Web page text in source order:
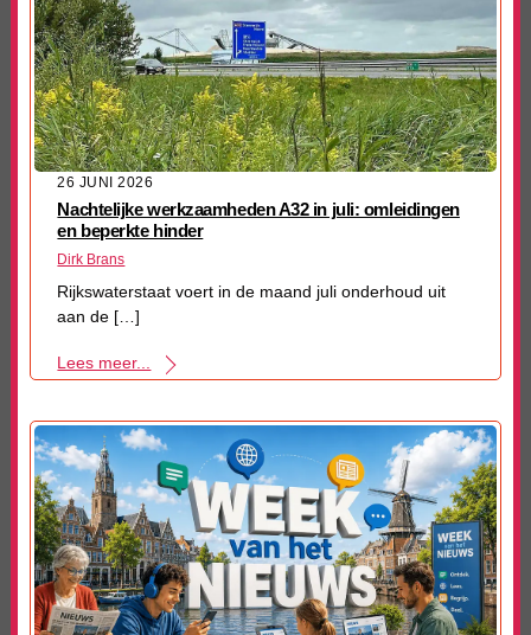
26 JUNI 2026
Nachtelijke werkzaamheden A32 in juli: omleidingen
en beperkte hinder
Dirk Brans
Rijkswaterstaat voert in de maand juli onderhoud uit
aan de […]
Lees meer...